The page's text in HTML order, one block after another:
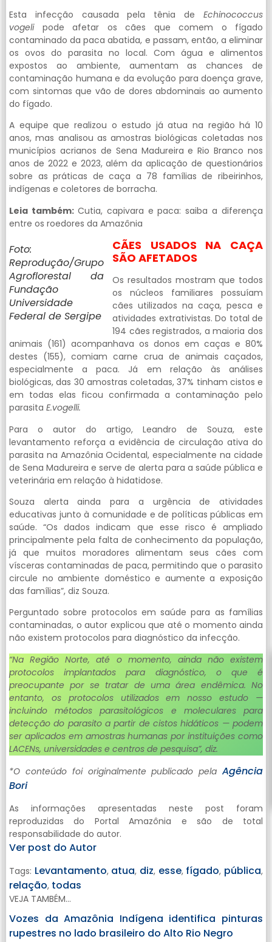
Esta infecção causada pela tênia de Echinococcus
vogelipode afetar os cães que comem o fígado
contaminado da paca abatida, e passam, então, a eliminar
os ovos do parasita no local. Com água e alimentos
expostos ao ambiente, aumentam as chances de
contaminação humana e da evolução para doença grave,
com sintomas que vão de dores abdominais ao aumento
do fígado.
A equipe que realizou o estudo já atua na região há 10
anos, mas analisou as amostras biológicas coletadas nos
municípios acrianos de Sena Madureira e Rio Branco nos
anos de 2022 e 2023, além da aplicação de questionários
sobre as práticas de caça a 78 famílias de ribeirinhos,
indígenas e coletores de borracha.
Leia também: Cutia, capivara e paca: saiba a diferença
entre os roedores da Amazônia
Foto:
Reprodução/Grupo
Agroflorestal da
Fundação
Universidade
Federal de Sergipe
CÃES USADOS NA CAÇA
SÃO AFETADOS
Os resultados mostram que todos
os núcleos familiares possuíam
cães utilizados na caça, pesca e
atividades extrativistas. Do total de
194 cães registrados, a maioria dos
animais (161) acompanhava os donos em caças e 80%
destes (155), comiam carne crua de animais caçados,
especialmente a paca. Já em relação às análises
biológicas, das 30 amostras coletadas, 37% tinham cistos e
em todas elas ficou confirmada a contaminação pelo
parasita E.vogelli.
Para o autor do artigo, Leandro de Souza, este
levantamento reforça a evidência de circulação ativa do
parasita na Amazônia Ocidental, especialmente na cidade
de Sena Madureira e serve de alerta para a saúde pública e
veterinária em relação à hidatidose.
Souza alerta ainda para a urgência de atividades
educativas junto à comunidade e de políticas públicas em
saúde. “Os dados indicam que esse risco é ampliado
principalmente pela falta de conhecimento da população,
já que muitos moradores alimentam seus cães com
vísceras contaminadas de paca, permitindo que o parasito
circule no ambiente doméstico e aumente a exposição
das famílias”, diz Souza.
Perguntado sobre protocolos em saúde para as famílias
contaminadas, o autor explicou que até o momento ainda
não existem protocolos para diagnóstico da infecção.
“Na Região Norte, até o momento, ainda não existem
protocolos implantados para diagnóstico, o que é
preocupante por se tratar de uma área endêmica. No
entanto, os protocolos utilizados em nosso estudo —
incluindo métodos parasitológicos e moleculares para
detecção do parasito a partir de cistos hidáticos — podem
ser aplicados em amostras humanas por instituições como
LACENs, universidades e centros de pesquisa”, diz.
*O conteúdo foi originalmente publicado pela Agência
Bori
As informações apresentadas neste post foram
reproduzidas do Portal Amazônia e são de total
responsabilidade do autor.
Ver post do Autor
Tags: Levantamento, atua, diz, esse, fígado, pública,
relação, todas
VEJA TAMBÉM...
Vozes da Amazônia Indígena identifica pinturas
rupestres no lado brasileiro do Alto Rio Negro